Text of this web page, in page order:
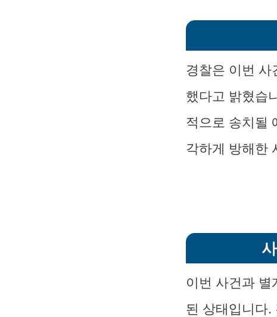
경찰은 이번
했다고 밝혔습
적으로 송치될
각하게 방해한
이번 사건과
된 상태입니다.